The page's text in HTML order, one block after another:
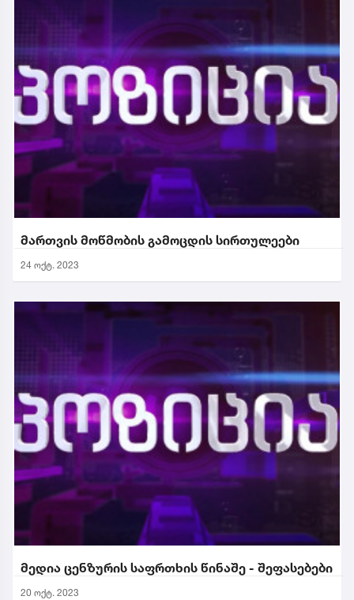
მართვის მოწმობის გამოცდის სირთულეები
24 ოქტ. 2023
მედია ცენზურის საფრთხის წინაშე - შეფასებები
20 ოქტ. 2023